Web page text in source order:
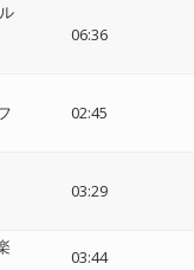
06:36
02:45
03:29
03:44